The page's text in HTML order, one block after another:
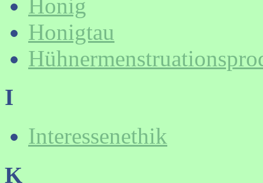
Honig
Honigtau
I
Interessenethik
K